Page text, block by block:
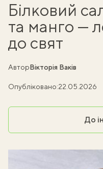
Білковий
та манго —
до свят
АвторВікторія Ваків
Опубліковано:22.05.2026
До